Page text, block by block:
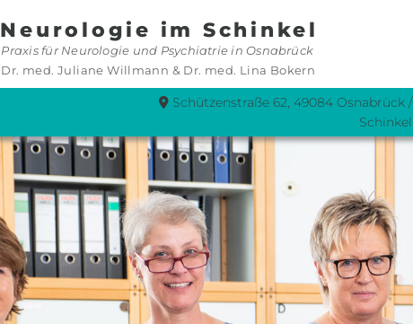
Neurologie im Schinkel
Praxis für Neurologie und Psychiatrie in Osnabrück
Dr. med. Juliane Willmann & Dr. med. Lina Bokern
 Schützenstraße 62, 49084 Osnabrück /
Schinkel